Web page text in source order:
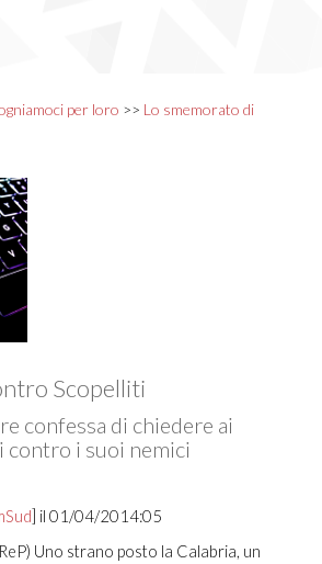
per loro >> Lo smemorato di
Scopelliti
confessa di chiedere ai
i suoi nemici
] il 01/04/2014:05
Uno strano posto la Calabria, un